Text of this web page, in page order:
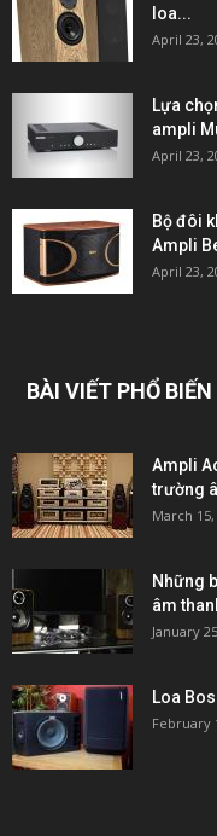
loa...
April 23,
Lựa
ampli
April 23,
Bộ đôi
Ampli
April 23,
BÀI VIẾT PHỔ BIẾN
Ampli
trường
March 15,
Những
âm
January
Loa
February